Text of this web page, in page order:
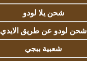
شحن يلا لودو
شحن لودو عن طريق الايدي
شعبية ببجي